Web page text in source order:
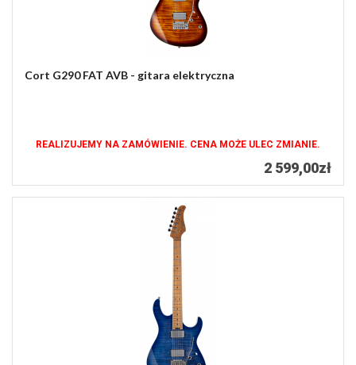
Cort G290 FAT AVB - gitara elektryczna
REALIZUJEMY NA ZAMÓWIENIE. CENA MOŻE ULEC ZMIANIE.
2 599,00zł